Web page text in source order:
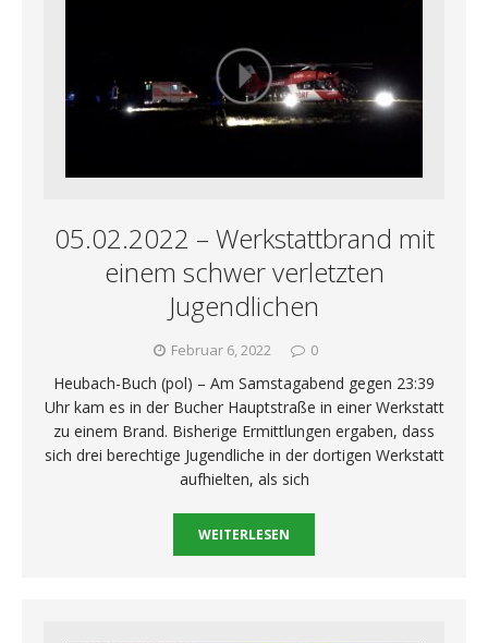
05.02.2022 – Werkstattbrand mit
einem schwer verletzten
Jugendlichen
Februar 6, 2022 0
Heubach-Buch (pol) – Am Samstagabend gegen 23:39
Uhr kam es in der Bucher Hauptstraße in einer Werkstatt
zu einem Brand. Bisherige Ermittlungen ergaben, dass
sich drei berechtige Jugendliche in der dortigen Werkstatt
aufhielten, als sich
WEITERLESEN